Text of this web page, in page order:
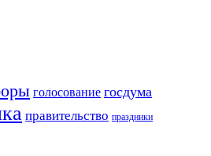
голосование госдума
правительство праздники